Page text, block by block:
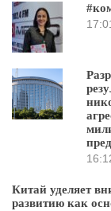
Китай уделяет
развитию как